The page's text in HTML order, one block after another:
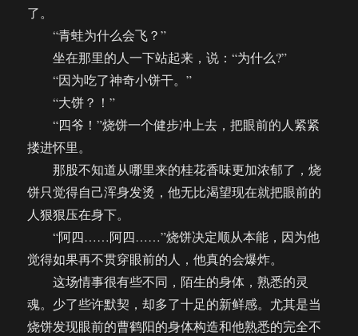
了。
“青蛙为什么会飞？”
坐在那里的人一下站起来，说：“为什么?”
“因为吃了神奇小饼干。”
“大饼？！”
“四爷！”烧饼一个健步冲上去，把眼前的人紧紧
搂进怀里。
那股不知道从哪里来的桂花香味更加浓郁了，烧
饼只觉得自己浑身发烫，他无比渴望现在就把眼前的
人狠狠压在身下。
“阿四……阿四……”烧饼决定顺从本能，因为他
觉得如果再不贯穿眼前的人，他真的会爆炸。
这场情事很有些不同，陌生的身体，熟悉的灵
魂。少了些许默契，却多了十足的新鲜感。尤其是当
烧饼发现眼前的曹鹤阳的身体构造和他熟悉的完全不